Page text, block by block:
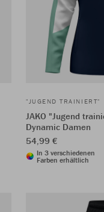
"JUGEND TRAINIERT"
JAKO "Jugend
Dynamic Damen
54,99 €
In 3 verschiedenen
Farben erhältlich